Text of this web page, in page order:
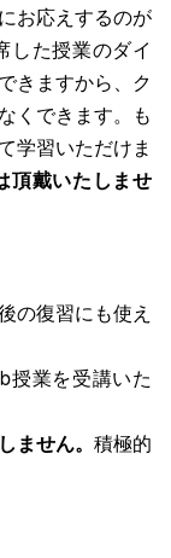
お応えするのが
した授業のダイ
きますから、ク
くできます。も
学習いただけま
頂戴いたしませ
の復習にも使え
授業を受講いた
ません。積極的